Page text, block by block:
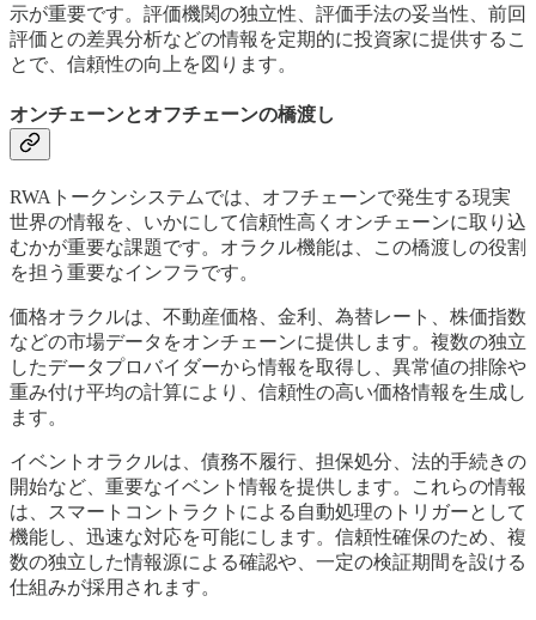
示が重要です。評価機関の独立性、評価手法の妥当性、前回
評価との差異分析などの情報を定期的に投資家に提供するこ
とで、信頼性の向上を図ります。
オンチェーンとオフチェーンの橋渡し
RWAトークンシステムでは、オフチェーンで発生する現実
世界の情報を、いかにして信頼性高くオンチェーンに取り込
むかが重要な課題です。オラクル機能は、この橋渡しの役割
を担う重要なインフラです。
価格オラクルは、不動産価格、金利、為替レート、株価指数
などの市場データをオンチェーンに提供します。複数の独立
したデータプロバイダーから情報を取得し、異常値の排除や
重み付け平均の計算により、信頼性の高い価格情報を生成し
ます。
イベントオラクルは、債務不履行、担保処分、法的手続きの
開始など、重要なイベント情報を提供します。これらの情報
は、スマートコントラクトによる自動処理のトリガーとして
機能し、迅速な対応を可能にします。信頼性確保のため、複
数の独立した情報源による確認や、一定の検証期間を設ける
仕組みが採用されます。